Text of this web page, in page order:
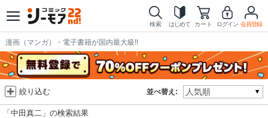
検索 はじめて カート ログイン 会員登録
漫画（マンガ）・電子書籍が国内最大級!!
並べ替え:
絞り込む
「中田真二」の検索結果